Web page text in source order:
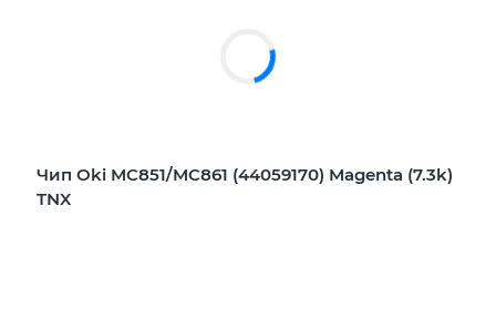
Чип Oki MC851/MC861 (44059170) Magenta (7.3k)
TNX